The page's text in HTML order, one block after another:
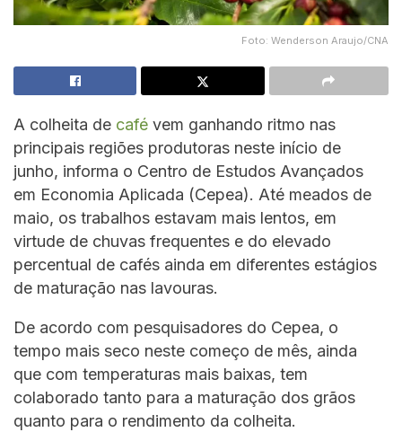
Foto: Wenderson Araujo/CNA
A colheita de café vem ganhando ritmo nas
principais regiões produtoras neste início de
junho, informa o Centro de Estudos Avançados
em Economia Aplicada (Cepea). Até meados de
maio, os trabalhos estavam mais lentos, em
virtude de chuvas frequentes e do elevado
percentual de cafés ainda em diferentes estágios
de maturação nas lavouras.
De acordo com pesquisadores do Cepea, o
tempo mais seco neste começo de mês, ainda
que com temperaturas mais baixas, tem
colaborado tanto para a maturação dos grãos
quanto para o rendimento da colheita.